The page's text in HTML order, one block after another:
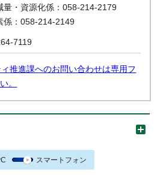
量・資源化係：058-214-2179
係：058-214-2149
7119
推進課へのお問い合わせは専用フ
。
スマートフォン